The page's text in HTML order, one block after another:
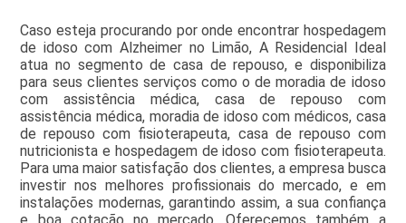
Caso esteja procurando por onde encontrar hospedagem
de idoso com Alzheimer no Limão, A Residencial Ideal
atua no segmento de casa de repouso, e disponibiliza
para seus clientes serviços como o de moradia de idoso
com assistência médica, casa de repouso com
assistência médica, moradia de idoso com médicos, casa
de repouso com fisioterapeuta, casa de repouso com
nutricionista e hospedagem de idoso com fisioterapeuta.
Para uma maior satisfação dos clientes, a empresa busca
investir nos melhores profissionais do mercado, e em
instalações modernas, garantindo assim, a sua confiança